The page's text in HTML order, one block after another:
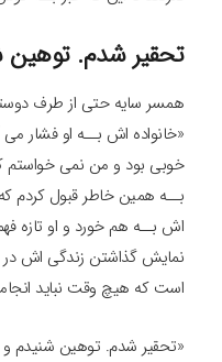
تحقیر شدم. توهین
همسر سایه حتی از طرف
«خانواده اش بــه او فشار
خوبی بود و من نمی خواستم
بــه همین خاطر قبول کردم
اش بــه هم خورد و او تازه
نمایش گذاشتن زندگی اش در
است که هیچ وقت نباید
«تحقیر شدم. توهین شنیدم و